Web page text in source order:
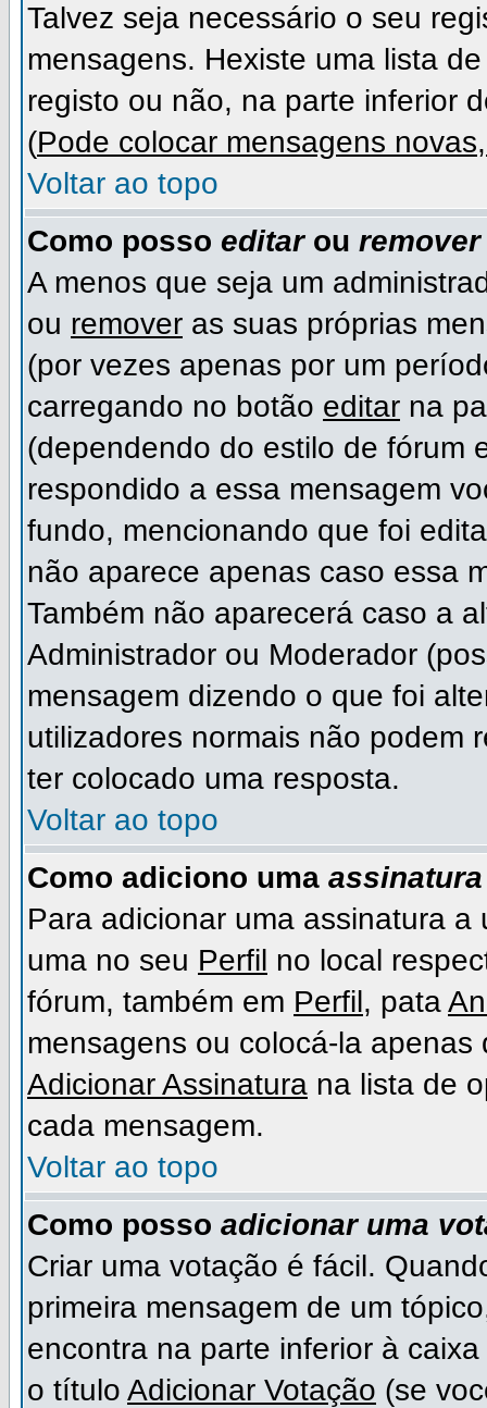
Talvez seja necessário o seu
mensagens. Hexiste uma lista
registo ou não, na parte inferior
(Pode colocar mensagens
Voltar ao topo
Como posso editarou remover
A menos que seja um
ou remover as suas próprias
(por vezes apenas por um
carregando no botão editar na
(dependendo do estilo de fórum
respondido a essa mensagem
fundo, mencionando que foi
não aparece apenas caso essa
Também não aparecerá caso a
Administrador ou Moderador
mensagem dizendo o que foi
utilizadores normais não podem
ter colocado uma resposta.
Voltar ao topo
Como adiciono uma assinatura
Para adicionar uma assinatura
uma no seu Perfil no local
fórum, também em Perfil, pata
mensagens ou colocá-la
Adicionar Assinatura na lista de
cada mensagem.
Voltar ao topo
Como posso adicionar uma
Criar uma votação é fácil.
primeira mensagem de um
encontra na parte inferior à
o título Adicionar Votação (se